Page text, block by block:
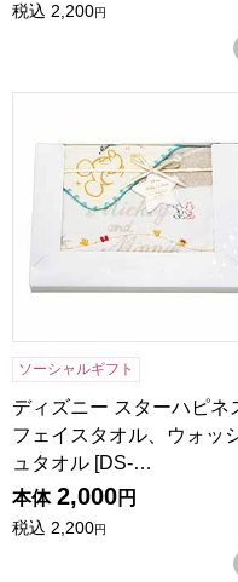
税込 2,200円
ソーシャルギフト
ディズニー スターハピネ
フェイスタオル、ウォッ
ュタオル [DS-…
本体 2,000円
税込 2,200円